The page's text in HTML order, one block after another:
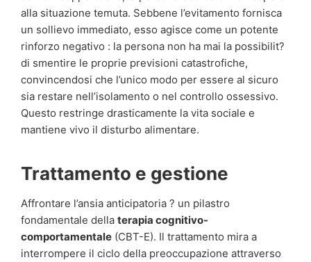
alla situazione temuta. Sebbene l’evitamento fornisca
un sollievo immediato, esso agisce come un potente
rinforzo negativo : la persona non ha mai la possibilit?
di smentire le proprie previsioni catastrofiche,
convincendosi che l’unico modo per essere al sicuro
sia restare nell’isolamento o nel controllo ossessivo.
Questo restringe drasticamente la vita sociale e
mantiene vivo il disturbo alimentare.
Trattamento e gestione
Affrontare l’ansia anticipatoria ? un pilastro
fondamentale della terapia cognitivo-
comportamentale (CBT-E). Il trattamento mira a
interrompere il ciclo della preoccupazione attraverso